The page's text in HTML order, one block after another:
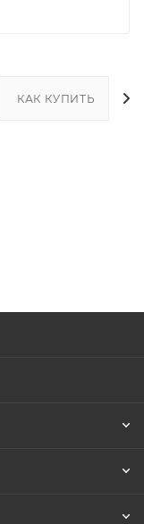
КАК КУПИТЬ